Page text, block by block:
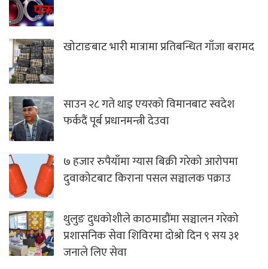
खोटाङबाट भारी मात्रामा प्रतिबन्धित गाँजा बरामद
साउन २८ गते थाइ एयरको विमानबाट स्वदेश
फर्कदैं पूर्ब प्रधानमन्त्री देउवा
७ हजार रुपैयाँमा ग्यास बिक्री गरेको आरोपमा
दुवाकोटबाट किराना पसल सञ्चालक पक्राउ
थुलुङ दुधकोशीले काठमाडौंमा सञ्चालन गरेको
प्रशासनिक सेवा शिविरमा दोश्रो दिन ९ सय ३१
जनाले लिए सेवा